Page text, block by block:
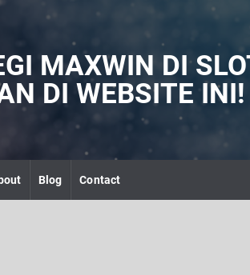
MAXWIN DI
DI WEBSITE INI!
Blog Contact